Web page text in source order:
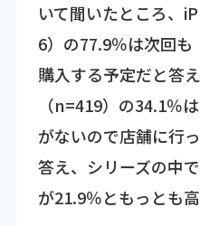
いて聞いたところ、
6）の77.9％は次回
購入する予定だと答
（n=419）の34.1％
がないので店舗に行
答え、シリーズの中
が21.9％ともっとも高